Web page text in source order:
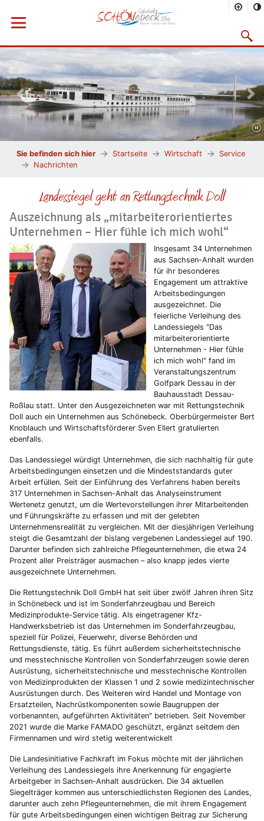
Menü öffnen
Vorheriges Bild
Sie befinden sich hier Startseite Wirtschaft
Service
Nachrichten
Landessiegel geht an Rettungstechnik Doll
Auszeichnung als „mitarbeiterorientiertes
Unternehmen – Hier fühle ich mich wohl“
Insgesamt 34 Unternehmen
aus Sachsen-Anhalt wurden
für ihr besonderes
Engagement um attraktive
Arbeitsbedingungen
ausgezeichnet. Die
feierliche Verleihung des
Landessiegels "Das
mitarbeiterorientierte
Unternehmen - Hier fühle
ich mich wohl" fand im
Veranstaltungszentrum
Golfpark Dessau in der
Bauhausstadt Dessau-
Roßlau statt. Unter den Ausgezeichneten war mit Rettungstechnik
Doll auch ein Unternehmen aus Schönebeck. Oberbürgermeister Bert
Knoblauch und Wirtschaftsförderer Sven Ellert gratulierten
ebenfalls.
Das Landessiegel würdigt Unternehmen, die sich nachhaltig für gute
Arbeitsbedingungen einsetzen und die Mindeststandards guter
Arbeit erfüllen. Seit der Einführung des Verfahrens haben bereits
317 Unternehmen in Sachsen-Anhalt das Analyseinstrument
Wertenetz genutzt, um die Wertevorstellungen ihrer Mitarbeitenden
und Führungskräfte zu erfassen und mit der gelebten
Unternehmensrealität zu vergleichen. Mit der diesjährigen Verleihung
steigt die Gesamtzahl der bislang vergebenen Landessiegel auf 190.
Darunter befinden sich zahlreiche Pflegeunternehmen, die etwa 24
Prozent aller Preisträger ausmachen – also knapp jedes vierte
ausgezeichnete Unternehmen.
Die Rettungstechnik Doll GmbH hat seit über zwölf Jahren ihren Sitz
in Schönebeck und ist im Sonderfahrzeugbau und Bereich
Medizinprodukte-Service tätig. Als eingetragener Kfz-
Handwerksbetrieb ist das Unternehmen im Sonderfahrzeugbau,
speziell für Polizei, Feuerwehr, diverse Behörden und
Rettungsdienste, tätig. Es führt außerdem sicherheitstechnische
und messtechnische Kontrollen von Sonderfahrzeugen sowie deren
Ausrüstung, sicherheitstechnische und messtechnische Kontrollen
von Medizinprodukten der Klassen 1 und 2 sowie medizintechnischer
Ausrüstungen durch. Des Weiteren wird Handel und Montage von
Ersatzteilen, Nachrüstkomponenten sowie Baugruppen der
vorbenannten, aufgeführten Aktivitäten" betrieben. Seit November
2021 wurde die Marke FAMADO geschützt, ergänzt seitdem den
Firmennamen und wird stetig weiterentwickelt
Die Landesinitiative Fachkraft im Fokus möchte mit der jährlichen
Verleihung des Landessiegels ihre Anerkennung für engagierte
Arbeitgeber in Sachsen-Anhalt ausdrücken. Die 34 aktuellen
Siegelträger kommen aus unterschiedlichsten Regionen des Landes,
darunter auch zehn Pflegeunternehmen, die mit ihrem Engagement
für gute Arbeitsbedingungen einen wichtigen Beitrag zur Sicherung